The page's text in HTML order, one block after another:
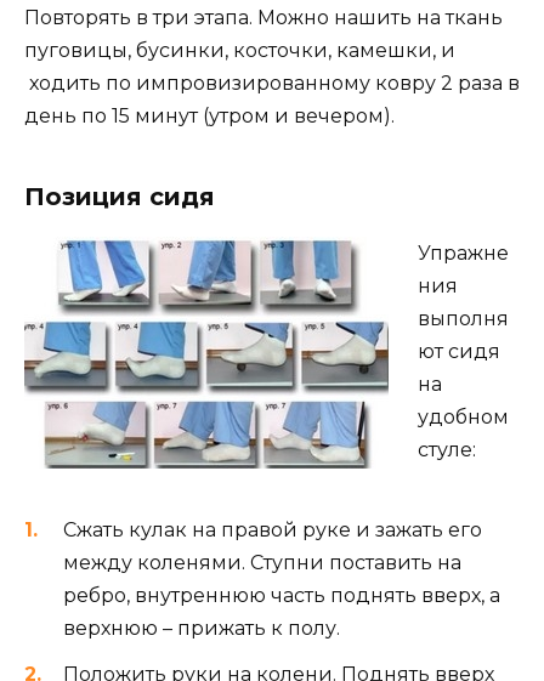
Повторять в три этапа. Можно нашить на ткань
пуговицы, бусинки, косточки, камешки, и
ходить по импровизированному ковру 2 раза в
день по 15 минут (утром и вечером).
Позиция сидя
Упражне
ния
выполня
ют сидя
на
удобном
стуле:
Сжать кулак на правой руке и зажать его
между коленями. Ступни поставить на
ребро, внутреннюю часть поднять вверх, а
верхнюю – прижать к полу.
Положить руки на колени. Поднять вверх